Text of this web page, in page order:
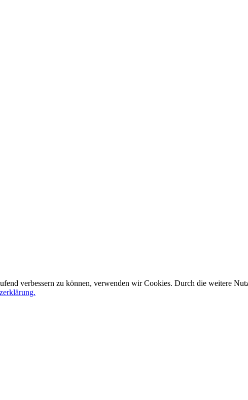
verbessern zu können, verwenden wir Cookies. Durch die weitere